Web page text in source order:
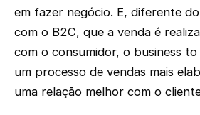
em fazer negócio. E, diferente
com o B2C, que a venda é
com o consumidor, o business
um processo de vendas mais
uma relação melhor com o